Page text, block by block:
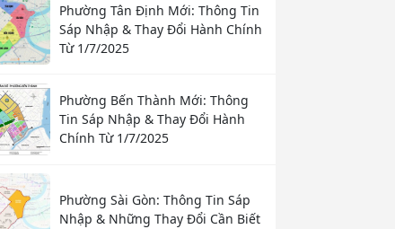
Phường Tân Định Mới: Thông Tin
Sáp Nhập & Thay Đổi Hành Chính
Từ 1/7/2025
Phường Bến Thành Mới: Thông
Tin Sáp Nhập & Thay Đổi Hành
Chính Từ 1/7/2025
Phường Sài Gòn: Thông Tin Sáp
Nhập & Những Thay Đổi Cần Biết